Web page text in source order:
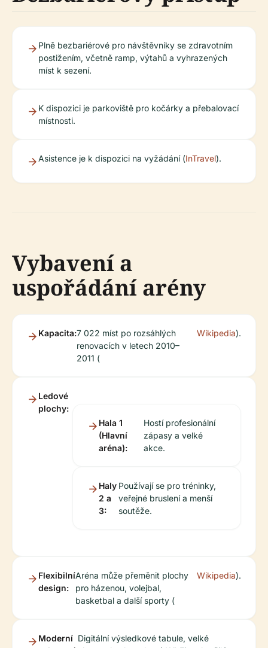
Plně bezbariérové pro návštěvníky se zdravotním
postižením, včetně ramp, výtahů a vyhrazených
míst k sezení.
K dispozici je parkoviště pro kočárky a přebalovací
místnosti.
Asistence je k dispozici na vyžádání (InTravel).
Vybavení a
uspořádání arény
Kapacita:7 022 míst po rozsáhlých
renovacích v letech 2010–
2011 (
Wikipedia).
Ledové
plochy:
Hala 1
(Hlavní
aréna):
Hostí profesionální
zápasy a velké
akce.
Haly
2 a
3:
Používají se pro tréninky,
veřejné bruslení a menší
soutěže.
Flexibilní
design:
Aréna může přeměnit plochy
pro házenou, volejbal,
basketbal a další sporty (
Wikipedia).
Moderní Digitální výsledkové tabule, velké